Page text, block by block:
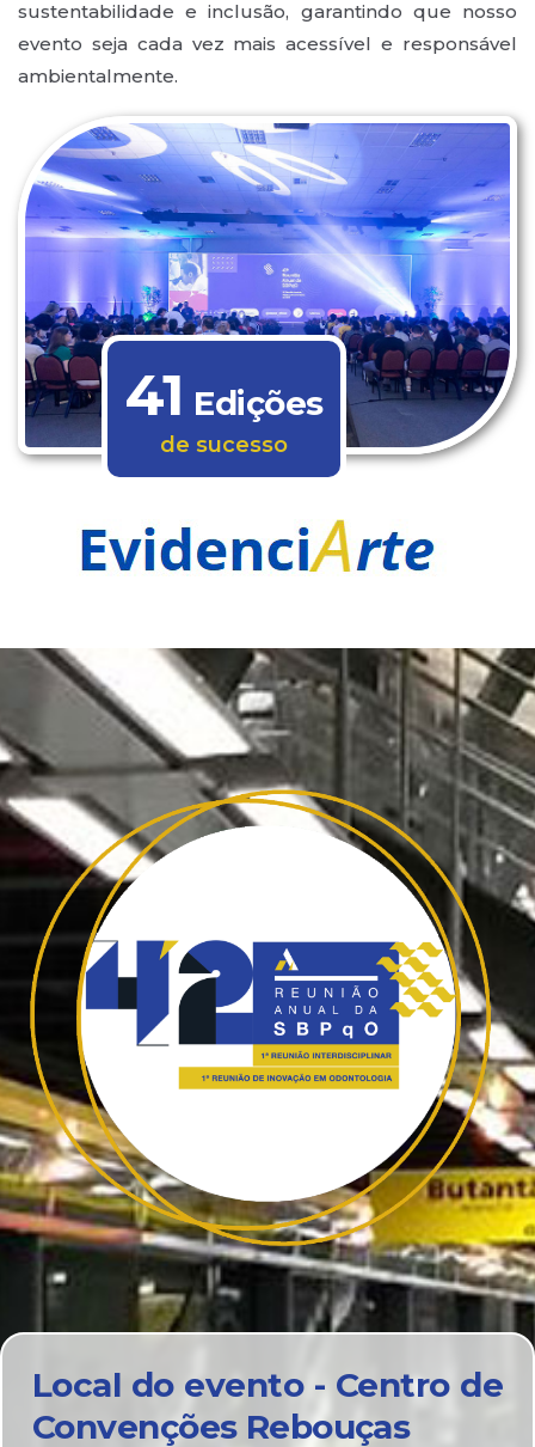
sustentabilidade e inclusão, garantindo que nosso
evento seja cada vez mais acessível e responsável
ambientalmente.
41 Edições
de sucesso
Local do evento - Centro de
Convenções Rebouças